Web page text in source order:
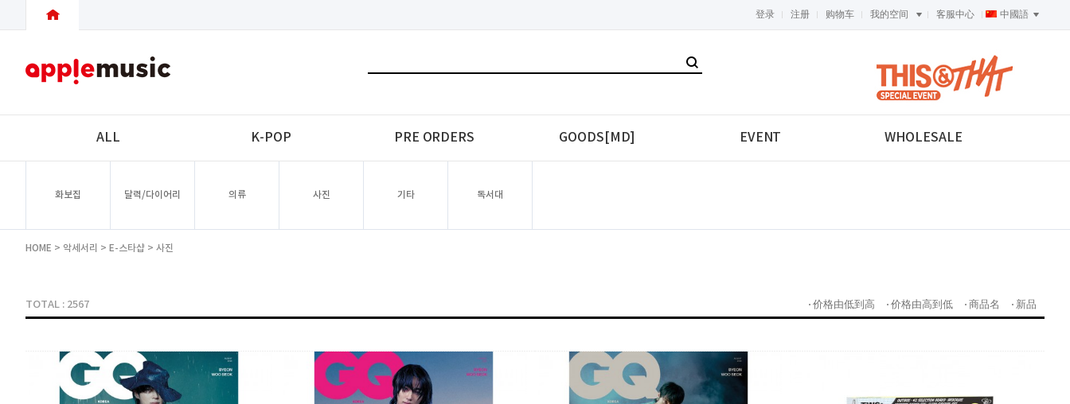
登录 注册 购物车 我的空间 客服中心 中國語
<-->
ALL K-POP PRE ORDERS GOODS[MD] EVENT WHOLESALE
화보집 달력/다이어리 의류 사진 기타 독서대
HOME > 악세서리 > E-스타샵 > 사진
TOTAL : 2567 价格由低到高 价格由高到低 商品名 新品